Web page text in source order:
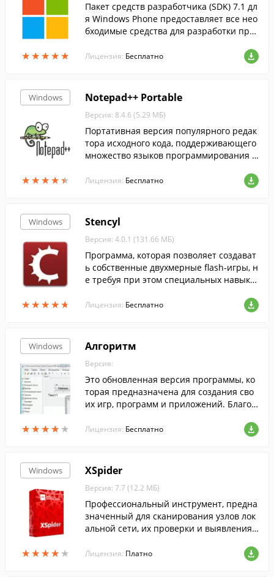
★★★★★
★★★★★
Пакет средств разработчика (SDK) 7.1 дл
я Windows Phone предоставляет все нео
бходимые средства для разработки при
лением Windows Phone 7.0 и Windows P
Лицензия: Бесплатно
Windows
★★★★★
★★★★★
Notepad++ Portable
Версия: 8.4.6 (5.29 МБ)
Портативная версия популярного редак
тора исходного кода, поддерживающего
множество языков программирования и
Лицензия: Бесплатно
Windows
★★★★★
★★★★★
Stencyl
Версия: 4.0.1 (131.66 МБ)
Программа, которая позволяет создават
ь собственные двухмерные flash-игры, н
е требуя при этом специальных навыко
Лицензия: Бесплатно
Windows
★★★★★
★★★★★
Алгоритм
Версия:
Это обновленная версия программы, ко
торая предназначена для создания сво
их игр, программ и приложений. Благод
ности, программа будет полезна для пол
Лицензия: Бесплатно
Windows
★★★★★
★★★★★
XSpider
Версия: 7.7 (12.2 МБ)
Профессиональный инструмент, предна
значенный для сканирования узлов лок
альной сети, их проверки и выявления у
Лицензия: Платно